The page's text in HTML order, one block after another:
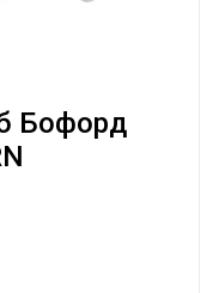
Бофорд